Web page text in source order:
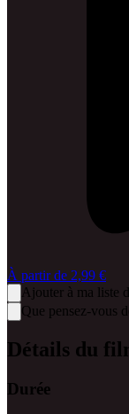
À partir de 2,99 €
Ajouter à ma liste
Que pensez-vous
Détails du
Durée